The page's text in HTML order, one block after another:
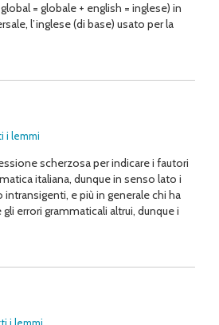
= globale + english = inglese) in
l’inglese (di base) usato per la
i lemmi
scherzosa per indicare i fautori
italiana, dunque in senso lato i
intransigenti, e più in generale chi ha
gli errori grammaticali altrui, dunque i